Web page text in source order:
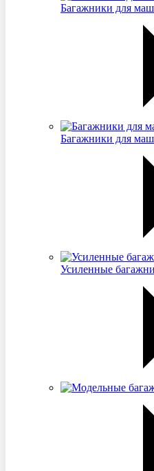
Багажники для
Багажники для
Усиленные